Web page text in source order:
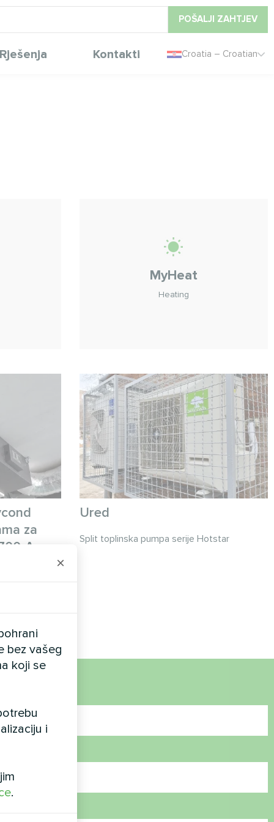
POŠALJI ZAHTJEV
Kontakti Croatia – Croatian
MyHeat
Heating
za
A
Ured
Split toplinska pumpa serije Hotstar
×
bez vašeg
koji se
i
.